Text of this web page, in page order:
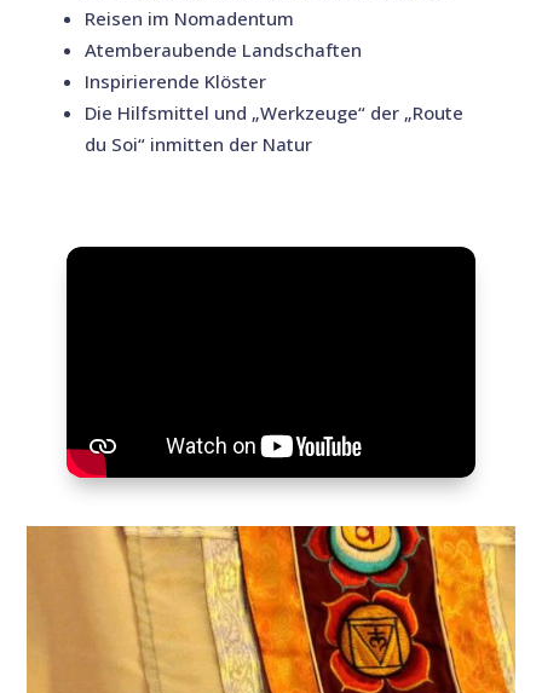
Reisen im Nomadentum
Atemberaubende Landschaften
Inspirierende Klöster
Die Hilfsmittel und „Werkzeuge“ der „Route
du Soi“ inmitten der Natur